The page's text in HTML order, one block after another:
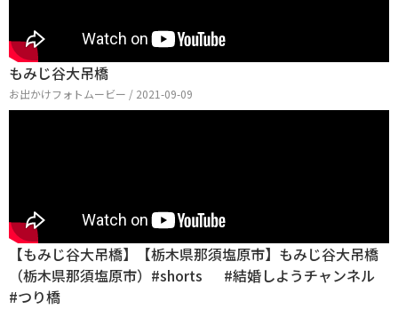
もみじ谷大吊橋
お出かけフォトムービー / 2021-09-09
【もみじ谷大吊橋】【栃木県那須塩原市】もみじ谷大吊橋
（栃木県那須塩原市）#shorts #結婚しようチャンネル
#つり橋